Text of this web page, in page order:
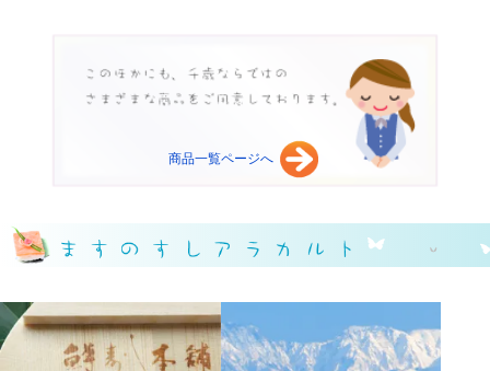
商品一覧ページへ